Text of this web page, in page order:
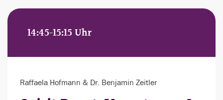
14:45-15:15 Uhr
Raffaela Hofmann & Dr. Benjamin Zeitler